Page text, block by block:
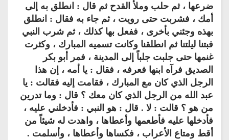
ضرعها ، ثم حلب وملأ القدح ثم قال : انطلق به إلى
أمك ، فشربت حتى رويت ، ثم جاء به فقال : انطلق
بهذه وجئني بأخرى ، ففعل بها كذلك ، ثم شرب النبي
فبتنا ليلتنا ثم انطلقنا وكانت تسميه المبارك ، وكثرت
غنمها حتى جلبت جلباً إلى المدينة ، فمر أبو بكر
الصديق فرآه ابنها فعرفه ، فقال : يا أمه ، إن هذا
الرجل الذي كان مع المبارك ، فقامت إليه فقالت : يا
عبد الله من الرجل الذي كان معك ؟ قال : وما تدرين
من هو ؟ قالت : لا . قال : هو النبي : فأدخلني عليه ،
فأدخلها عليه فأطعمها وأعطاها ، واهدت له شيئاً من
أقط ومتاع الأعراب ، فكساها وأعطاها ، وأسلمت .